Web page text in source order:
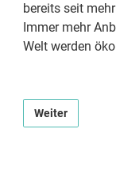
bereits seit
Immer mehr
Welt werden
Weiter